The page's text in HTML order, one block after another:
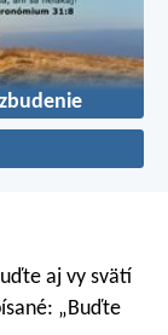
aj vy svätí
„Buďte